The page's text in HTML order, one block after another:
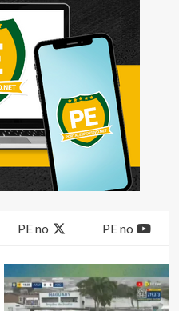
PE no PE no